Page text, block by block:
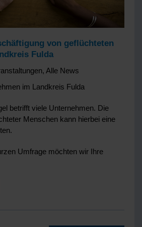
von geflüchteten
Fulda
,Alle News
im Landkreis Fulda
betrifft viele Unternehmen. Die
Menschen kann hierbei eine
Umfrage möchten wir Ihre